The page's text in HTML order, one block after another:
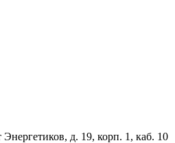
Энергетиков, д. 19, корп. 1, каб. 10